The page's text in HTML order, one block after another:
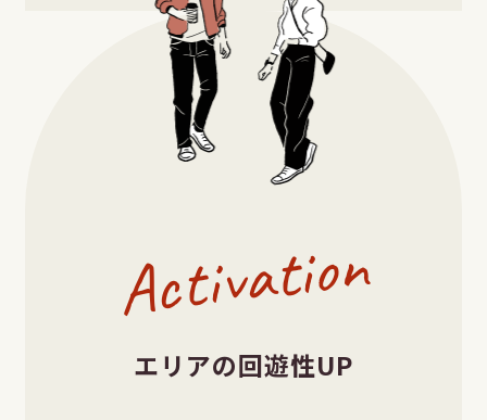
Activation
エリアの回遊性UP